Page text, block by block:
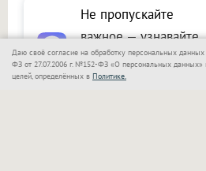
Не пропускайте
важное — узнавайте
первыми с Om1 в
«Макс»
Даю своё согласие на обработку персональных данных
ФЗ от 27.07.2006 г. №152-ФЗ «О персональных данных»
целей, определённых в Политике.